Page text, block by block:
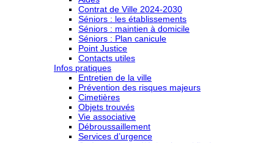
Contrat de Ville 2024-2030
Séniors : les établissements
Séniors : maintien à domicile
Séniors : Plan canicule
Point Justice
Contacts utiles
Infos pratiques
Entretien de la ville
Prévention des risques majeurs
Cimetières
Objets trouvés
Vie associative
Débroussaillement
Services d’urgence